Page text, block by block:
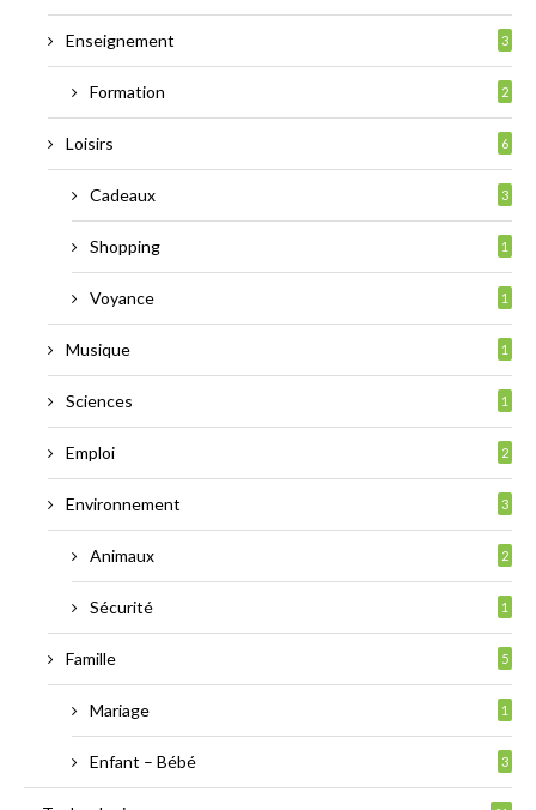
Enseignement 3
Formation 2
Loisirs 6
Cadeaux 3
Shopping 1
Voyance 1
Musique 1
Sciences 1
Emploi 2
Environnement 3
Animaux 2
Sécurité 1
Famille 5
Mariage 1
Enfant – Bébé 3